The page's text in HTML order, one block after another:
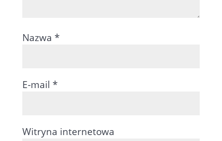
Nazwa *
E-mail *
Witryna internetowa